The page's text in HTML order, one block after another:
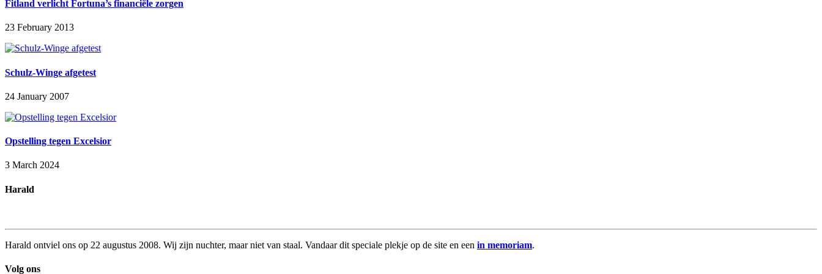
Fitland verlicht Fortuna’s financiële zorgen
23 February 2013
Schulz-Winge afgetest
24 January 2007
Opstelling tegen Excelsior
3 March 2024
Harald
Harald ontviel ons op 22 augustus 2008. Wij zijn nuchter, maar niet van staal. Vandaar dit speciale plekje op de site en een in memoriam.
Volg ons